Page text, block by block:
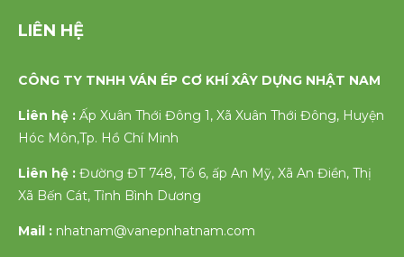
LIÊN HỆ
CÔNG TY TNHH VÁN ÉP CƠ KHÍ XÂY DỰNG NHẬT NAM
Liên hệ : Ấp Xuân Thới Đông 1, Xã Xuân Thới Đông, Huyện
Hóc Môn,Tp. Hồ Chí Minh
Liên hệ : Đường ĐT 748, Tổ 6, ấp An Mỹ, Xã An Điền, Thị
Xã Bến Cát, Tỉnh Bình Dương
Mail : nhatnam@vanepnhatnam.com